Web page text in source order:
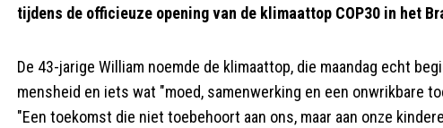
tijdens de officieuze opening van de klimaattop COP30 in het
De 43-jarige William noemde de klimaattop, die maandag echt
mensheid en iets wat "moed, samenwerking en een onwrikbare
"Een toekomst die niet toebehoort aan ons, maar aan onze